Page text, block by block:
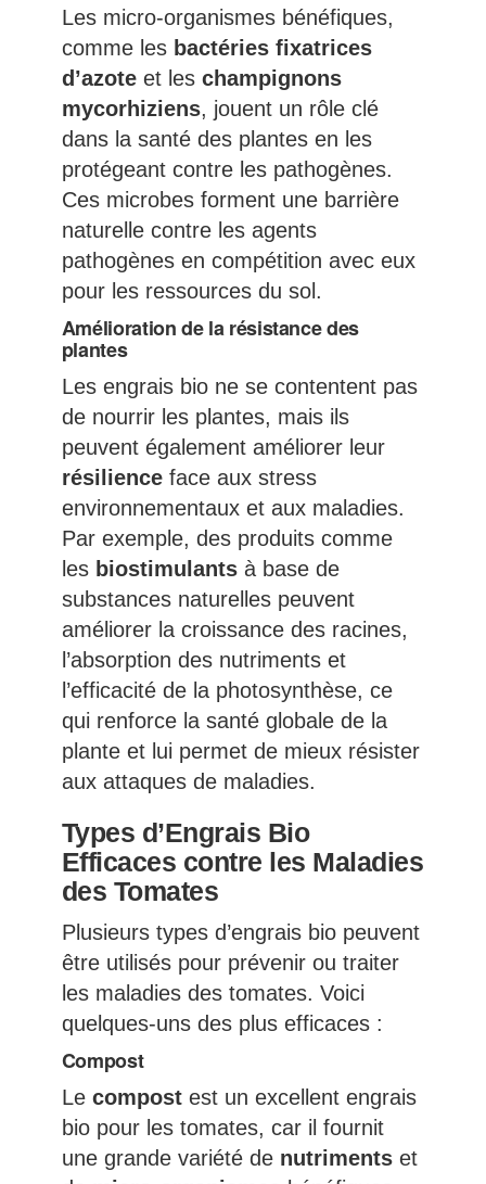
Les micro-organismes bénéfiques,
comme les bactéries fixatrices
d’azoteet les champignons
mycorhiziens, jouent un rôle clé
dans la santé des plantes en les
protégeant contre les pathogènes.
Ces microbes forment une barrière
naturelle contre les agents
pathogènes en compétition avec eux
pour les ressources du sol.
Amélioration de la résistance des
plantes
Les engrais bio ne se contentent pas
de nourrir les plantes, mais ils
peuvent également améliorer leur
résilienceface aux stress
environnementaux et aux maladies.
Par exemple, des produits comme
les biostimulantsà base de
substances naturelles peuvent
améliorer la croissance des racines,
l’absorption des nutriments et
l’efficacité de la photosynthèse, ce
qui renforce la santé globale de la
plante et lui permet de mieux résister
aux attaques de maladies.
Types d’Engrais Bio
Efficaces contre les Maladies
des Tomates
Plusieurs types d’engrais bio peuvent
être utilisés pour prévenir ou traiter
les maladies des tomates. Voici
quelques-uns des plus efficaces :
Compost
Le compostest un excellent engrais
bio pour les tomates, car il fournit
une grande variété de nutrimentset